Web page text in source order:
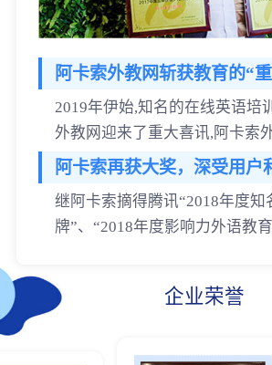
阿卡索外教网斩获教育的“
2019年伊始,知名的在线英语培
外教网迎来了重大喜讯,阿卡索
阿卡索再获大奖，深受用户
继阿卡索摘得腾讯“2018年度知
牌”、“2018年度影响力外语教
企业荣誉